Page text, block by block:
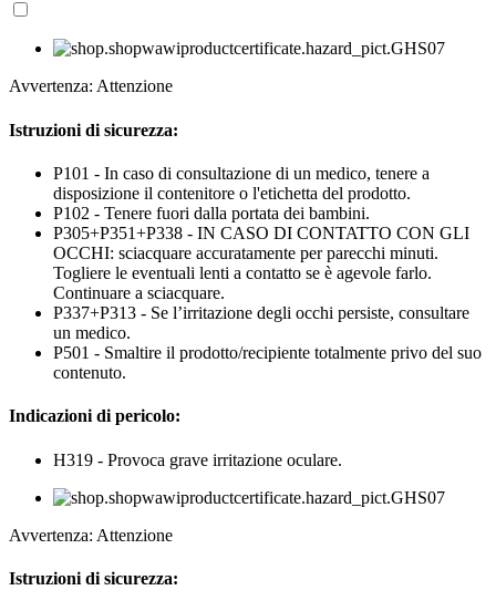
Avvertenza: Attenzione
Istruzioni di sicurezza:
P101 - In caso di consultazione di un medico, tenere a
disposizione il contenitore o l'etichetta del prodotto.
P102 - Tenere fuori dalla portata dei bambini.
P305+P351+P338 - IN CASO DI CONTATTO CON GLI
OCCHI: sciacquare accuratamente per parecchi minuti.
Togliere le eventuali lenti a contatto se è agevole farlo.
Continuare a sciacquare.
P337+P313 - Se l’irritazione degli occhi persiste, consultare
un medico.
P501 - Smaltire il prodotto/recipiente totalmente privo del suo
contenuto.
Indicazioni di pericolo:
H319 - Provoca grave irritazione oculare.
Avvertenza: Attenzione
Istruzioni di sicurezza: